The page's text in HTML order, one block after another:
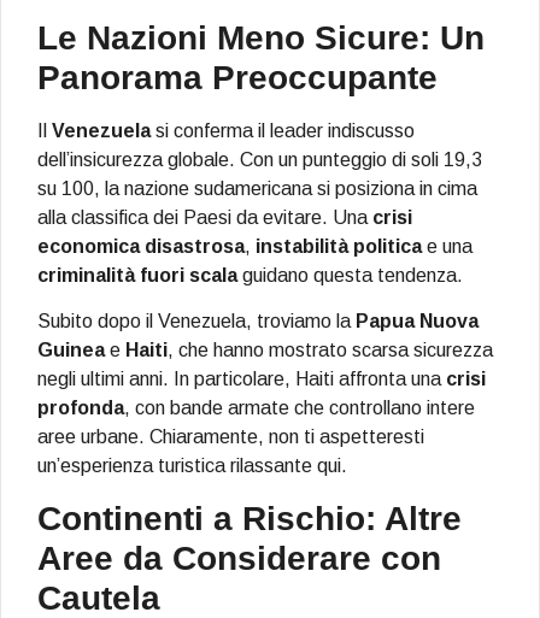
Le Nazioni Meno Sicure: Un
Panorama Preoccupante
Venezuelasi conferma il leader indiscusso
dell’insicurezza globale. Con un punteggio di soli 19,3
su 100, la nazione sudamericana si posiziona in cima
alla classifica dei Paesi da evitare. Una crisi
economica disastrosa, instabilità politicae una
criminalità fuori scalaguidano questa tendenza.
Subito dopo il Venezuela, troviamo la Papua Nuova
Guineae Haiti, che hanno mostrato scarsa sicurezza
negli ultimi anni. In particolare, Haiti affronta una crisi
profonda, con bande armate che controllano intere
aree urbane. Chiaramente, non ti aspetteresti
un’esperienza turistica rilassante qui.
Continenti a Rischio: Altre
Aree da Considerare con
Cautela